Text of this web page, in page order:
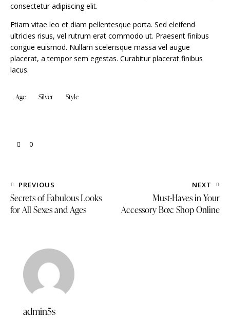
consectetur adipiscing elit.
Etiam vitae leo et diam pellentesque porta. Sed eleifend
ultricies risus, vel rutrum erat commodo ut. Praesent finibus
congue euismod. Nullam scelerisque massa vel augue
placerat, a tempor sem egestas. Curabitur placerat finibus
lacus.
Age Silver Style
0
PREVIOUS
Secrets of Fabulous Looks
for All Sexes and Ages
NEXT
Must-Haves in Your
Accessory Box: Shop Online
admin5s